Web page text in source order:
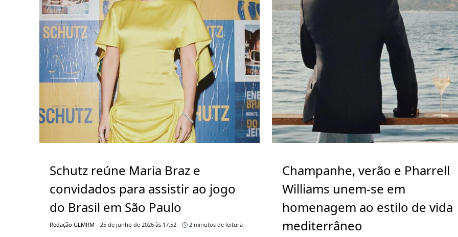
Schutz reúne Maria Braz e
convidados para assistir ao jogo
do Brasil em São Paulo
Redação GLMRM 25 de junho de 2026 às 17:52 2 minutos de leitura
Champanhe, verão e Pharrell
Williams unem-se em
homenagem ao estilo de vida
mediterrâneo